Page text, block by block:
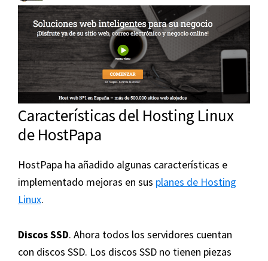
Características del Hosting Linux
de HostPapa
HostPapa ha añadido algunas características e
implementado mejoras en sus planes de Hosting
Linux.
Discos SSD. Ahora todos los servidores cuentan
con discos SSD. Los discos SSD no tienen piezas